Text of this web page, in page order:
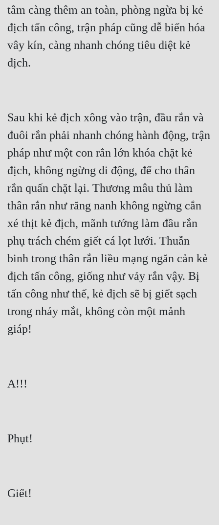
tâm càng thêm an toàn, phòng ngừa bị kẻ
địch tấn công, trận pháp cũng dễ biến hóa
vây kín, càng nhanh chóng tiêu diệt kẻ
Sau khi kẻ địch xông vào trận, đầu rắn và
đuôi rắn phải nhanh chóng hành động, trận
pháp như một con rắn lớn khóa chặt kẻ
địch, không ngừng di động, để cho thân
rắn quấn chặt lại. Thương mâu thủ làm
thân rắn như răng nanh không ngừng cắn
xé thịt kẻ địch, mãnh tướng làm đầu rắn
phụ trách chém giết cá lọt lưới. Thuẫn
binh trong thân rắn liều mạng ngăn cản kẻ
địch tấn công, giống như vảy rắn vậy. Bị
tấn công như thế, kẻ địch sẽ bị giết sạch
trong nháy mắt, không còn một mảnh